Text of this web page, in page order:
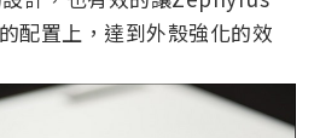
配置上，達到外殼強化的效